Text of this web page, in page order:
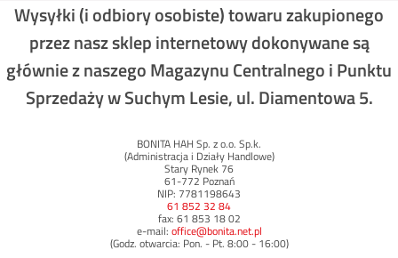
Wysyłki (i odbiory osobiste) towaru zakupionego
przez nasz sklep internetowy dokonywane są
głównie z naszego Magazynu Centralnego i Punktu
Sprzedaży w Suchym Lesie, ul. Diamentowa 5.
BONITA HAH Sp. z o.o. Sp.k.
(Administracja i Działy Handlowe)
Stary Rynek 76
61-772 Poznań
NIP: 7781198643
61 852 32 84
fax: 61 853 18 02
e-mail: office@bonita.net.pl
(Godz. otwarcia: Pon. - Pt. 8:00 - 16:00)